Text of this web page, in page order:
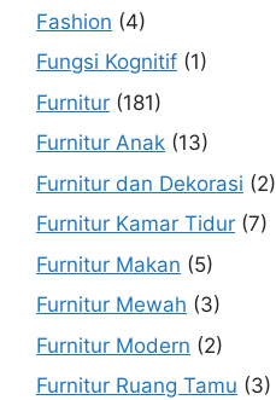
Fashion (4)
Fungsi Kognitif (1)
Furnitur (181)
Furnitur Anak (13)
Furnitur dan Dekorasi (2)
Furnitur Kamar Tidur (7)
Furnitur Makan (5)
Furnitur Mewah (3)
Furnitur Modern (2)
Furnitur Ruang Tamu (3)